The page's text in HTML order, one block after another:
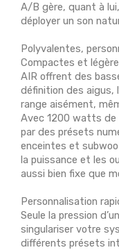
A/B gère, quant à
déployer un son
Polyvalentes,
Compactes et
AIR offrent des
définition des aigus,
range aisément,
Avec 1200 watts de
par des présets
enceintes et
la puissance et les
aussi bien fixe que
Personnalisation
Seule la pression
singulariser votre
différents présets